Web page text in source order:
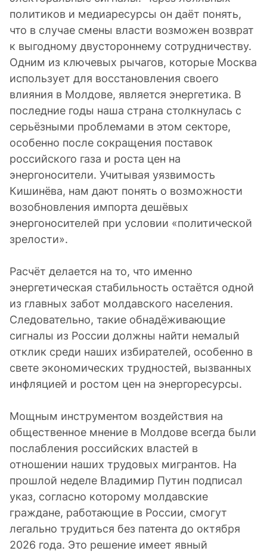
политиков и медиаресурсы он даёт понять,
что в случае смены власти возможен возврат
к выгодному двустороннему сотрудничеству.
Одним из ключевых рычагов, которые Москва
использует для восстановления своего
влияния в Молдове, является энергетика. В
последние годы наша страна столкнулась с
серьёзными проблемами в этом секторе,
особенно после сокращения поставок
российского газа и роста цен на
энергоносители. Учитывая уязвимость
Кишинёва, нам дают понять о возможности
возобновления импорта дешёвых
энергоносителей при условии «политической
зрелости».
Расчёт делается на то, что именно
энергетическая стабильность остаётся одной
из главных забот молдавского населения.
Следовательно, такие обнадёживающие
сигналы из России должны найти немалый
отклик среди наших избирателей, особенно в
свете экономических трудностей, вызванных
инфляцией и ростом цен на энергоресурсы.
Мощным инструментом воздействия на
общественное мнение в Молдове всегда были
послабления российских властей в
отношении наших трудовых мигрантов. На
прошлой неделе Владимир Путин подписал
указ, согласно которому молдавские
граждане, работающие в России, смогут
легально трудиться без патента до октября
2026 года. Это решение имеет явный